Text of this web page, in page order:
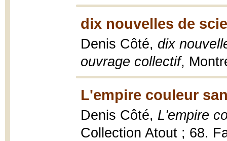
dix nouvelles de
Denis Côté, dix
ouvrage collectif,
L'empire couleur
Denis Côté, L'empire
Collection Atout ; 68.